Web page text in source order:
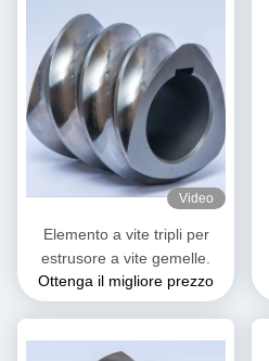
Video
Elemento a vite tripli per
estrusore a vite gemelle.
Ottenga il migliore prezzo